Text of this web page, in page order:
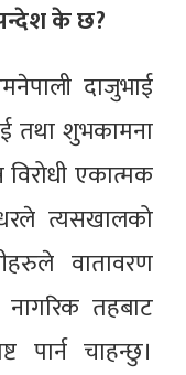
के छ?
दाजुभाई
तथा शुभकामना
विरोधी एकात्मक
त्यसखालको
वातावरण
तहबाट
पार्न चाहन्छु।